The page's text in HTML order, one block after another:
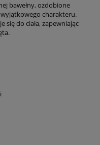
bawełny, ozdobione
charakteru.
się do ciała, zapewniając